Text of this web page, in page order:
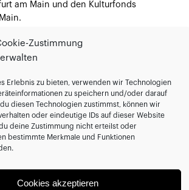
Zustimmung
Erlebnis zu bieten, verwenden wir Technologien
zu speichern und/oder darauf
diesen Technologien zustimmst, können wir
oder eindeutige IDs auf dieser Website
deine Zustimmung nicht erteilst oder
bestimmte Merkmale und Funktionen
Cookies akzeptieren
am Main und den Kulturfonds
Medienpartner:
Veranstalter:
Mit Dank an: